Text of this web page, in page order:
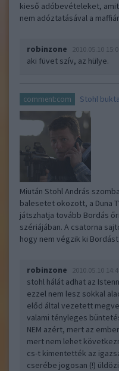
kieső adóbevételeket,
nem adóztatásával a
robinzone 2010.05.10
aki füvet szív, az hülye.
comment:com Stohl
Miután Stohl András
balesetet okozott, a Duna
játszhatja tovább Bordás
szériájában. A csatorna
hogy nem végzik ki
robinzone 2010.05.10
stohl hálát adhat az
ezzel nem lesz sokkal
előd által vezetett
valami tényleges
NEM azért, mert az
mert nem lehet
cs-t kimentették az
cserébe jogosan (!)